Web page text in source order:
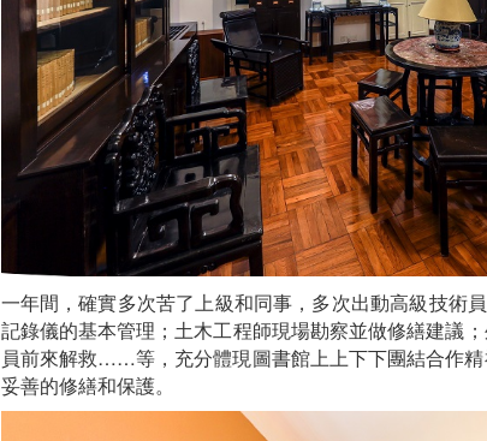
一年間，確實多次苦了上級和同事，多次出動高級技術
記錄儀的基本管理；土木工程師現場勘察並做修繕建議
員前來解救……等，充分體現圖書館上上下下團結合作
妥善的修繕和保護。